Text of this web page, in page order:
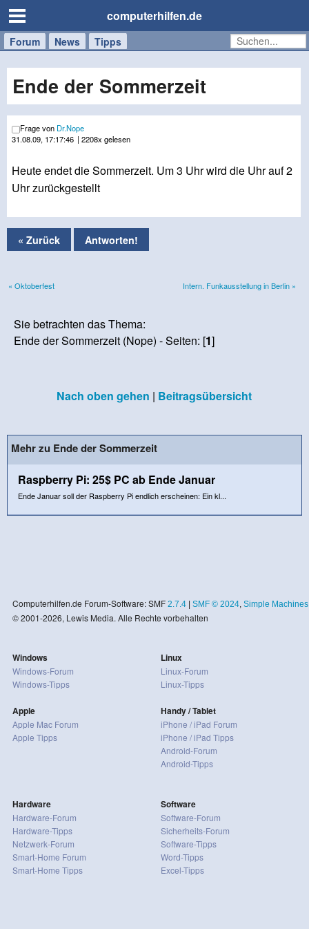
computerhilfen.de
Forum News Tipps
Handy
Tablet
Windows
Mac
Ende der Sommerzeit
Frage von Dr.Nope
31.08.09, 17:17:46 | 2208x gelesen
Heute endet die Sommerzeit. Um 3 Uhr wird die Uhr auf 2
Uhr zurückgestellt
« Zurück Antworten!
« Oktoberfest Intern. Funkausstellung in Berlin »
Sie betrachten das Thema:
Ende der Sommerzeit (Nope) - Seiten: [1]
Nach oben gehen | Beitragsübersicht
Mehr zu Ende der Sommerzeit
Raspberry Pi: 25$ PC ab Ende Januar
Ende Januar soll der Raspberry Pi endlich erscheinen: Ein kl...
Computerhilfen.de Forum-Software: SMF 2.7.4| SMF © 2024, Simple Machines
© 2001-2026, Lewis Media. Alle Rechte vorbehalten
Windows
Windows-Forum
Windows-Tipps
Apple
Apple Mac Forum
Apple Tipps
Linux
Linux-Forum
Linux-Tipps
Handy / Tablet
iPhone / iPad Forum
iPhone / iPad Tipps
Android-Forum
Android-Tipps
Hardware
Hardware-Forum
Hardware-Tipps
Netzwerk-Forum
Smart-Home Forum
Smart-Home Tipps
Software
Software-Forum
Sicherheits-Forum
Software-Tipps
Word-Tipps
Excel-Tipps